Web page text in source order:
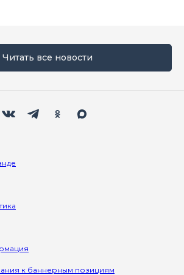
Читать все новости
к баннерным позициям